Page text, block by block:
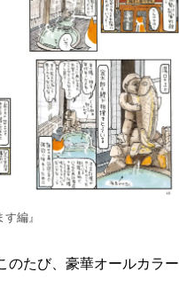
編』
のたび、豪華オールカラー